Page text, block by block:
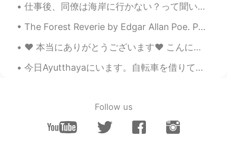
仕事後、同僚は海岸に行かない？って聞い。まあ行くかと思ったけど、やっぱりいいアイディアだった！都市の気温は４０度だった。 after work, a coworker asked me "he...
The Forest Reverie by Edgar Allan Poe. Part 1 of 2. 'Tis said that when The hands of men Tame...
❤️ 本当にありがとうございます❤️ こんにちは。本当に久しぶりにご挨拶します。 みんなにとても会いたかったです。 お元気ですか 私に送ってくださったメッセージ、 本当にありがとうございます。...
今日Ayutthayaにいます。自転車を借りて、町が乗り回りました。楽しかったがクタクタですよ。 I'm in Ayutthaya. I rented a bicycle and rode i...
Follow us